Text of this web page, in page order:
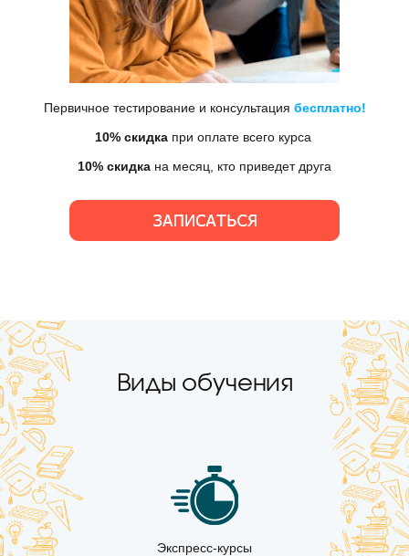
Первичное тестирование и консультация бесплатно!
10% скидка при оплате всего курса
10% скидка на месяц, кто приведет друга
Виды обучения
Экспресс-курсы